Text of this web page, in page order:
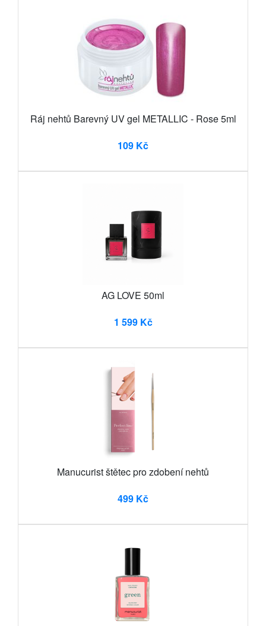
Ráj nehtů Barevný UV gel METALLIC - Rose 5ml
109 Kč
AG LOVE 50ml
1 599 Kč
Manucurist štětec pro zdobení nehtů
499 Kč